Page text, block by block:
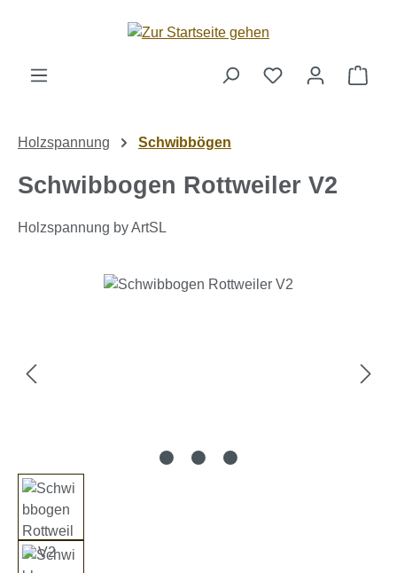
Zum Hauptinhalt springen
Holzspannung Schwibbögen
Schwibbogen Rottweiler V2
Holzspannung by ArtSL
Bildergalerie überspringen